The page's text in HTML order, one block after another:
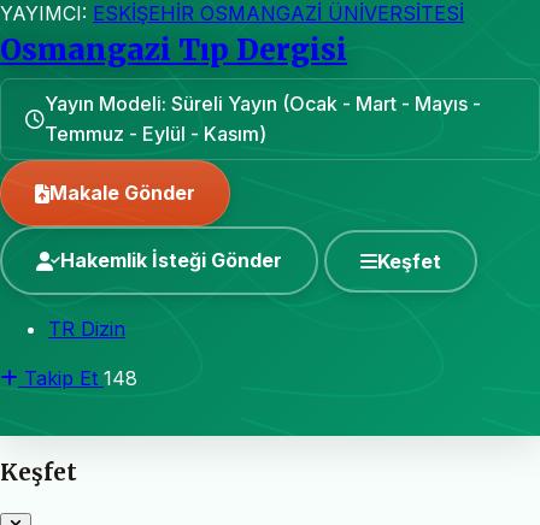
YAYIMCI: ESKİŞEHİR OSMANGAZİ ÜNİVERSİTESİ
Osmangazi Tıp Dergisi
Yayın Modeli: Süreli Yayın (Ocak - Mart - Mayıs -
Temmuz - Eylül - Kasım)
Makale Gönder
Hakemlik İsteği Gönder Keşfet
TR Dizin
Takip Et 148
Keşfet